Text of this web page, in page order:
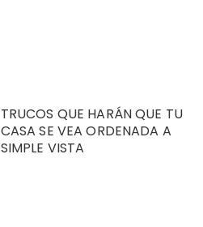
TRUCOS QUE HARÁN QUE TU
CASA SE VEA ORDENADA A
SIMPLE VISTA